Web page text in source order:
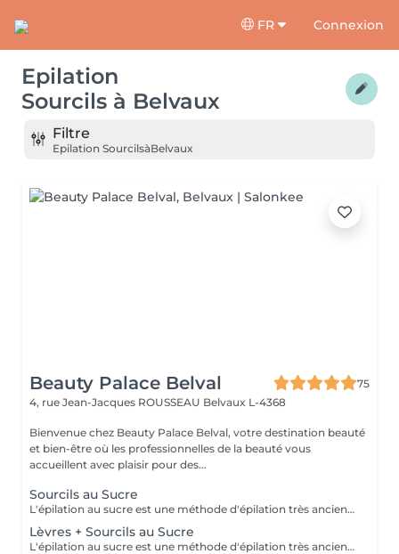
FR Connexion
Epilation
Sourcils à Belvaux
Filtre
Epilation SourcilsàBelvaux
Beauty Palace Belval
75
4, rue Jean-Jacques ROUSSEAU Belvaux L-4368
Bienvenue chez Beauty Palace Belval, votre destination beauté
et bien-être où les professionnelles de la beauté vous
accueillent avec plaisir pour des...
Sourcils au Sucre
L'épilation au sucre est une méthode d'épilation très ancienne utilisée depuis 1900 av. JC. Composée d'eau, de jus de citron, de miel et de sucre. 100% naturelle elle à des propriétés exfoliantes. Idéale pour les poils courts, durs ou incarnés. La peau est plus douce et soyeuse.
Lèvres + Sourcils au Sucre
L'épilation au sucre est une méthode d'épilation très ancienne utilisée depuis 1900 av. JC. Composée d'eau, de jus de citron, de miel et de sucre. 100% naturelle elle à des propriétés exfoliantes. Idéale pour les poils courts, durs ou incarnés. La peau est plus douce et soyeuse.